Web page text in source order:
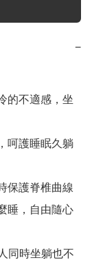
−
的不適感，坐
呵護睡眠久躺
保護脊椎曲線
睡，自由隨心
同時坐躺也不